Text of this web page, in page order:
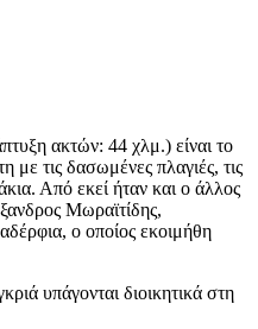
ακτών: 44 χλμ.) είναι το
τις δασωμένες πλαγιές, τις
Από εκεί ήταν και ο άλλος
Μωραϊτίδης,
ο οποίος εκοιμήθη
υπάγονται διοικητικά στη